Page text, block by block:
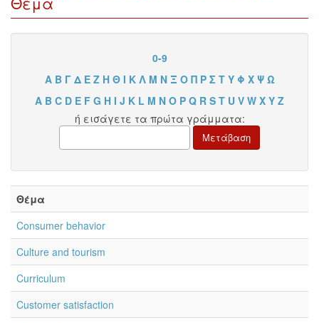
0-9
Α Β Γ Δ Ε Ζ Η Θ Ι Κ Λ Μ Ν Ξ Ο Π Ρ Σ Τ Υ Φ Χ Ψ Ω
A B C D E F G H I J K L M N O P Q R S T U V W X Y Z
ή εισάγετε τα πρώτα γράμματα:
Θέμα
Consumer behavior
Culture and tourism
Curriculum
Customer satisfaction